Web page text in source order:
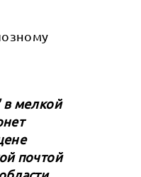
в мелкой
почтой